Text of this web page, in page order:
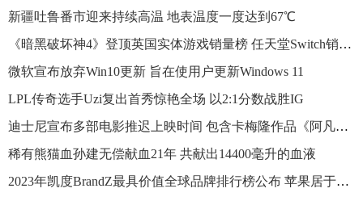
新疆吐鲁番市迎来持续高温 地表温度一度达到67℃
《暗黑破坏神4》登顶英国实体游戏销量榜 任天堂Switch销量下降
微软宣布放弃Win10更新 旨在使用户更新Windows 11
LPL传奇选手Uzi复出首秀惊艳全场 以2:1分数战胜IG
迪士尼宣布多部电影推迟上映时间 包含卡梅隆作品《阿凡达》续集
稀有熊猫血孙建无偿献血21年 共献出14400毫升的血液
2023年凯度BrandZ最具价值全球品牌排行榜公布 苹果居于首位